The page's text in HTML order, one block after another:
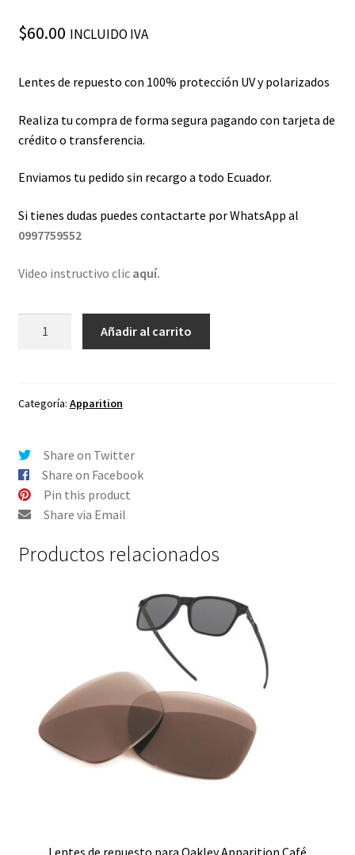
$60.00 INCLUIDO IVA
Lentes de repuesto con 100% protección UV y polarizados
Realiza tu compra de forma segura pagando con tarjeta de
crédito o transferencia.
Enviamos tu pedido sin recargo a todo Ecuador.
Si tienes dudas puedes contactarte por WhatsApp al
0997759552
Video instructivo clic aquí.
Oakley
Espejo
-
Polarizado
cantidad
Añadir al carrito
Categoría: Apparition
Share on Twitter
Share on Facebook
Pin this product
Share via Email
Productos relacionados